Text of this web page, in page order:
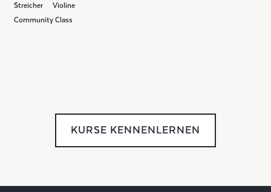
Streicher
Violine
Community Class
KURSE KENNENLERNEN